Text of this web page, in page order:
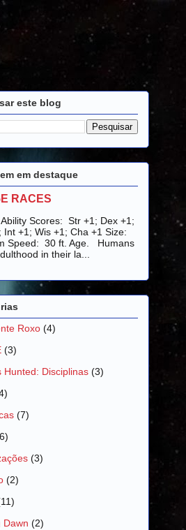
este blog
em destaque
RACES
Scores: Str +1; Dex +1;
Int +1; Wis +1; Cha +1 Size:
Speed: 30 ft. Age. Humans
in their la...
Roxo (4)
(3)
Hunted: Disciplinas (3)
(7)
(3)
(2)
Dawn (2)